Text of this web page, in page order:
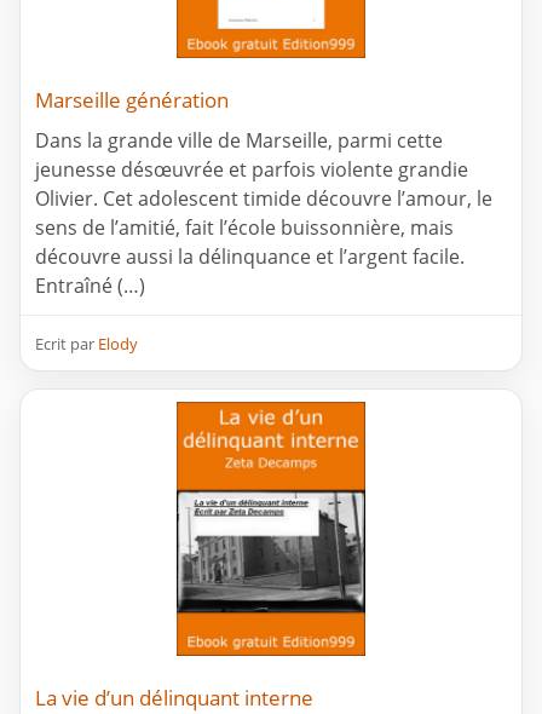
Marseille génération
Dans la grande ville de Marseille, parmi cette
jeunesse désœuvrée et parfois violente grandie
Olivier. Cet adolescent timide découvre l’amour, le
sens de l’amitié, fait l’école buissonnière, mais
découvre aussi la délinquance et l’argent facile.
Entraîné (…)
Ecrit par Elody
La vie d’un délinquant interne